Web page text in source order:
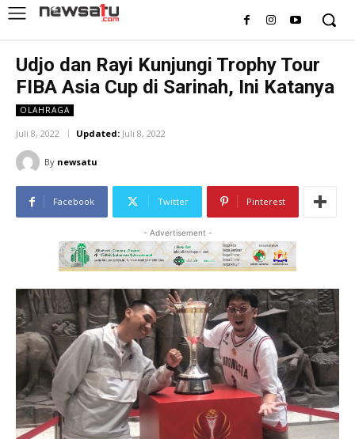
Udjo dan Rayi Kunjungi Trophy Tour
FIBA Asia Cup di Sarinah, Ini Katanya
OLAHRAGA
Juli 8, 2022 Updated: Juli 8, 2022
By newsatu
Facebook Twitter Pinterest
- Advertisement -